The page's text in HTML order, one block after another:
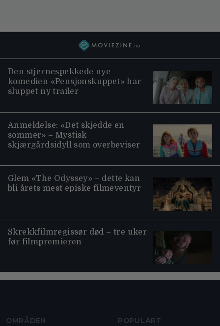
Den stjernespekkede nye
komedien «Pensjonskuppet» har
sluppet ny trailer
Anmeldelse: «Det skjedde en
sommer» – Mystisk
skjærgårdsidyll som overbeviser
Glem «The Odyssey» – dette kan
bli årets mest episke filmeventyr
Skrekkfilmregissør død – tre uker
før filmpremieren
OMRÅDEN POPULÄRT